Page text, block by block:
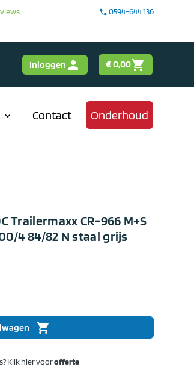
phone 0594-644 136
person
Inloggen shopping_cart
€ 0,00
keyboard_arrow_down Contact Onderhoud


Trailermaxx CR-966 M+S
4 84/82 N staal grijs
shopping_cart
Klik hier voorofferte